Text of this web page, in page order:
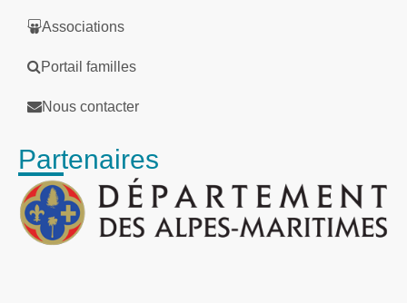
Associations
Portail familles
Nous contacter
Partenaires